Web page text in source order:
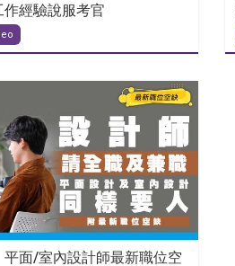
經驗說服考官
平面/室內設計師最新職位空